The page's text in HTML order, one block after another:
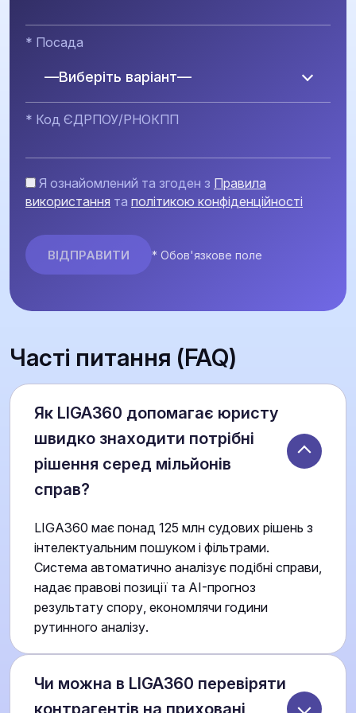
* Посада
—Виберіть варіант—
* Код ЄДРПОУ/РНОКПП
Я ознайомлений та згоден з Правила
використання та політикою конфіденційності
* Обов'язкове поле
Часті питання (FAQ)
Як LIGA360 допомагає юристу
швидко знаходити потрібні
рішення серед мільйонів
справ?
LIGA360 має понад 125 млн судових рішень з
інтелектуальним пошуком і фільтрами.
Система автоматично аналізує подібні справи,
надає правові позиції та AI-прогноз
результату спору, економлячи години
рутинного аналізу.
Чи можна в LIGA360 перевіряти